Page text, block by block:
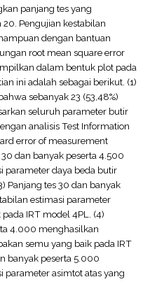
panjang tes yang
Pengujian kestabilan
dengan bantuan
root mean square error
dalam bentuk plot pada
ini adalah sebagai berikut. (1)
sebanyak 23 (53,48%)
seluruh parameter butir
analisis Test Information
error of measurement
dan banyak peserta 4.500
parameter daya beda butir
Panjang tes 30 dan banyak
estimasi parameter
IRT model 4PL. (4)
4.000 menghasilkan
semu yang baik pada IRT
banyak peserta 5.000
parameter asimtot atas yang